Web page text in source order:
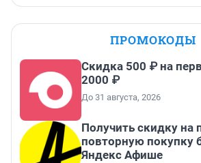
ПРОМОКОДЫ
Скидка 500 ₽ на
2000 ₽
До 31 августа, 2026
Получить скидку на
повторную покупку
Яндекс Афише